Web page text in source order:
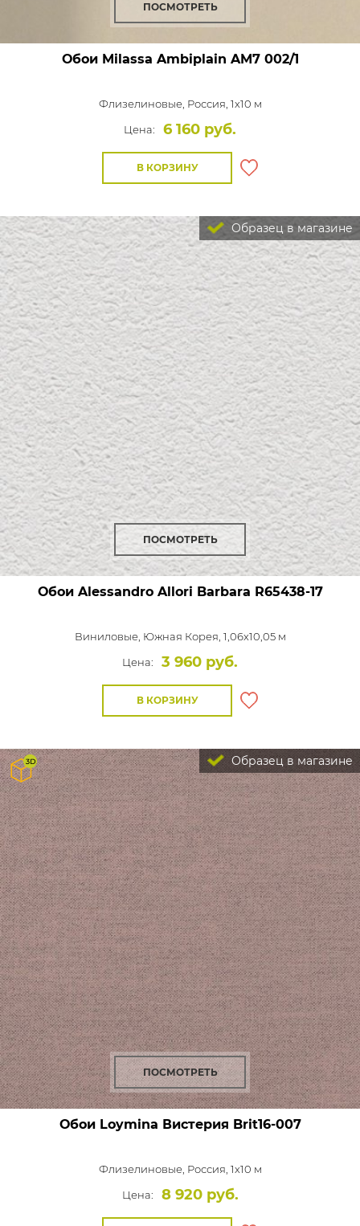
ПОСМОТРЕТЬ
Обои Milassa Ambiplain AM7 002/1
Флизелиновые, Россия, 1x10 м
Цена:
6 160 руб.
В КОРЗИНУ
Образец в магазине
ПОСМОТРЕТЬ
Обои Alessandro Allori Barbara R65438-17
Виниловые, Южная Корея, 1,06x10,05 м
Цена:
3 960 руб.
В КОРЗИНУ
Образец в магазине
ПОСМОТРЕТЬ
Обои Loymina Вистерия Brit16-007
Флизелиновые, Россия, 1x10 м
Цена:
8 920 руб.